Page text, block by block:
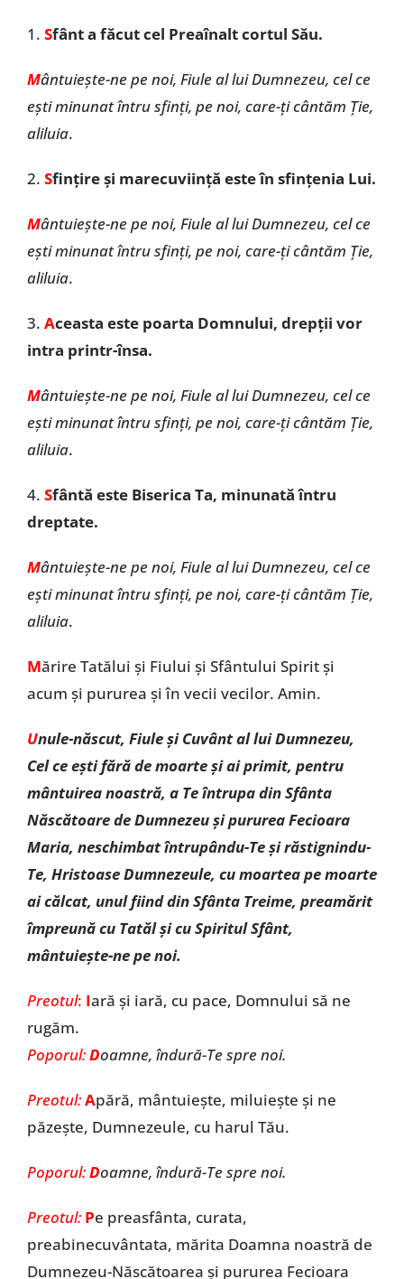
1. Sfânt a făcut cel Preaînalt cortul Său.
Mântuiește-ne pe noi, Fiule al lui Dumnezeu, cel ce
ești minunat întru sfinți, pe noi, care-ți cântăm Ție,
aliluia.
2. Sfințire și marecuviință este în sfințenia Lui.
Mântuiește-ne pe noi, Fiule al lui Dumnezeu, cel ce
ești minunat întru sfinți, pe noi, care-ți cântăm Ție,
aliluia.
3. Aceasta este poarta Domnului, drepții vor
intra printr-însa.
Mântuiește-ne pe noi, Fiule al lui Dumnezeu, cel ce
ești minunat întru sfinți, pe noi, care-ți cântăm Ție,
aliluia.
4. Sfântă este Biserica Ta, minunată întru
dreptate.
Mântuiește-ne pe noi, Fiule al lui Dumnezeu, cel ce
ești minunat întru sfinți, pe noi, care-ți cântăm Ție,
aliluia.
Mărire Tatălui și Fiului și Sfântului Spirit și
acum și pururea și în vecii vecilor. Amin.
Unule-născut, Fiule și Cuvânt al lui Dumnezeu,
Cel ce ești fără de moarte și ai primit, pentru
mântuirea noastră, a Te întrupa din Sfânta
Născătoare de Dumnezeu și pururea Fecioara
Maria, neschimbat întrupându-Te și răstignindu-
Te, Hristoase Dumnezeule, cu moartea pe moarte
ai călcat, unul fiind din Sfânta Treime, preamărit
împreună cu Tatăl și cu Spiritul Sfânt,
mântuiește-ne pe noi.
Preotul: Iară și iară, cu pace, Domnului să ne
rugăm.
Poporul:Doamne, îndură-Te spre noi.
Preotul:Apără, mântuiește, miluiește și ne
păzește, Dumnezeule, cu harul Tău.
Poporul:Doamne, îndură-Te spre noi.
Preotul: Pe preasfânta, curata,
preabinecuvântata, mărita Doamna noastră de
Dumnezeu-Născătoarea și pururea Fecioara